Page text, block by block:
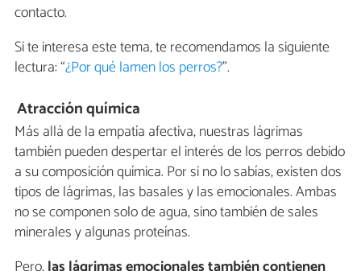
contacto.
Si te interesa este tema, te recomendamos la siguiente
lectura: “¿Por qué lamen los perros?”.
Atracción química
Más allá de la empatía afectiva, nuestras lágrimas
también pueden despertar el interés de los perros debido
a su composición química. Por si no lo sabías, existen dos
tipos de lágrimas, las basales y las emocionales. Ambas
no se componen solo de agua, sino también de sales
minerales y algunas proteínas.